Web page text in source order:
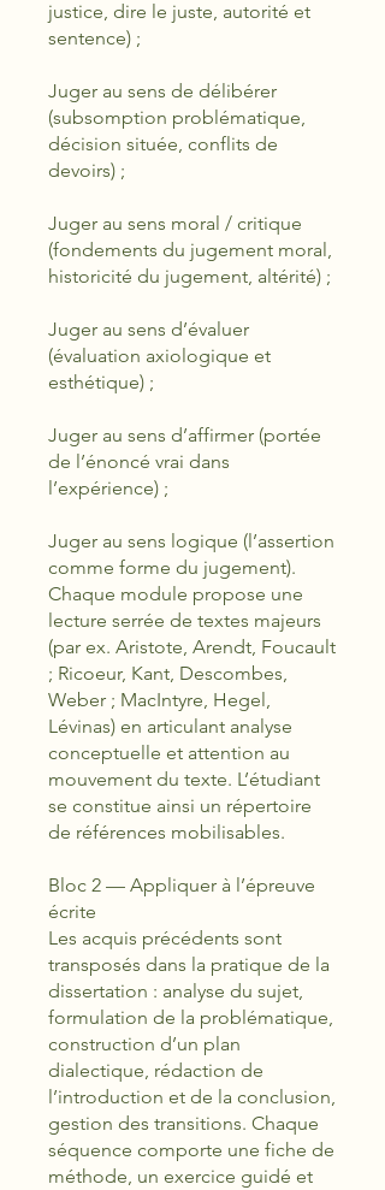
justice, dire le juste, autorité et
sentence) ;
Juger au sens de délibérer
(subsomption problématique,
décision située, conflits de
devoirs) ;
Juger au sens moral / critique
(fondements du jugement moral,
historicité du jugement, altérité) ;
Juger au sens d’évaluer
(évaluation axiologique et
esthétique) ;
Juger au sens d’affirmer (portée
de l’énoncé vrai dans
l’expérience) ;
Juger au sens logique (l’assertion
comme forme du jugement).
Chaque module propose une
lecture serrée de textes majeurs
(par ex. Aristote, Arendt, Foucault
; Ricoeur, Kant, Descombes,
Weber ; MacIntyre, Hegel,
Lévinas) en articulant analyse
conceptuelle et attention au
mouvement du texte. L’étudiant
se constitue ainsi un répertoire
de références mobilisables.
Bloc 2 — Appliquer à l’épreuve
écrite
Les acquis précédents sont
transposés dans la pratique de la
dissertation : analyse du sujet,
formulation de la problématique,
construction d’un plan
dialectique, rédaction de
l’introduction et de la conclusion,
gestion des transitions. Chaque
séquence comporte une fiche de
méthode, un exercice guidé et